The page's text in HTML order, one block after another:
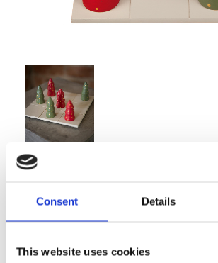
Consent Details
This website uses cookies
139,00
st